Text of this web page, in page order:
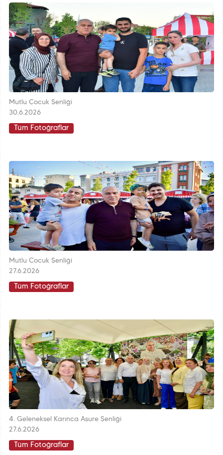
Mutlu Çocuk Şenliği
30.6.2026
Tüm Fotoğraflar
Mutlu Çocuk Şenliği
27.6.2026
Tüm Fotoğraflar
4. Geleneksel Karınca Aşure Şenliği
27.6.2026
Tüm Fotoğraflar